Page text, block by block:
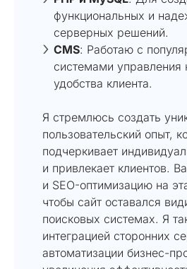
функциональных и
серверных решений.
CMS: Работаю с
системами управления
удобства клиента.
Я стремлюсь создать
пользовательский опыт,
подчеркивает
и привлекает клиентов.
и SEO-оптимизацию на
чтобы сайт оставался
поисковых системах. Я
интеграцией сторонних
автоматизации бизнес-